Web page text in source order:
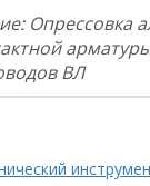
Опрессовка
ВЛ